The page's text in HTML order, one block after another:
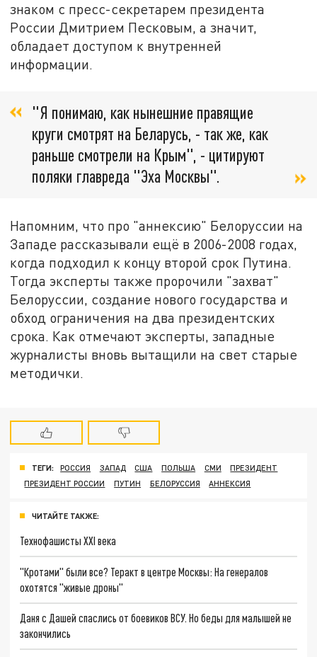
знаком с пресс-секретарем президента
России Дмитрием Песковым, а значит,
обладает доступом к внутренней
информации.
"Я понимаю, как нынешние правящие
круги смотрят на Беларусь, - так же, как
раньше смотрели на Крым", - цитируют
поляки главреда "Эха Москвы".
Напомним, что про "аннексию" Белоруссии на
Западе рассказывали ещё в 2006-2008 годах,
когда подходил к концу второй срок Путина.
Тогда эксперты также пророчили "захват"
Белоруссии, создание нового государства и
обход ограничения на два президентских
срока. Как отмечают эксперты, западные
журналисты вновь вытащили на свет старые
методички.
ТЕГИ: РОССИЯ ЗАПАД США ПОЛЬША СМИ
ПРЕЗИДЕНТ
ПРЕЗИДЕНТ РОССИИ
ПУТИН БЕЛОРУССИЯ АННЕКСИЯ
ЧИТАЙТЕ ТАКЖЕ:
Технофашисты XXI века
"Кротами" были все? Теракт в центре Москвы: На генералов
охотятся "живые дроны"
Даня с Дашей спаслись от боевиков ВСУ. Но беды для малышей не
закончились